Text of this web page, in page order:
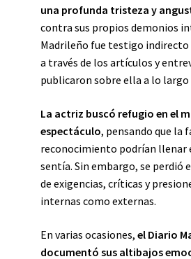
una profunda tristeza y
contra sus propios demonios
Madrileño fue testigo
a través de los artículos y
publicaron sobre ella a lo largo
La actriz buscó refugio en el
espectáculo, pensando que la
reconocimiento podrían llenar
sentía. Sin embargo, se perdió
de exigencias, críticas y
internas como externas.
En varias ocasiones, el Diario
documentó sus altibajos